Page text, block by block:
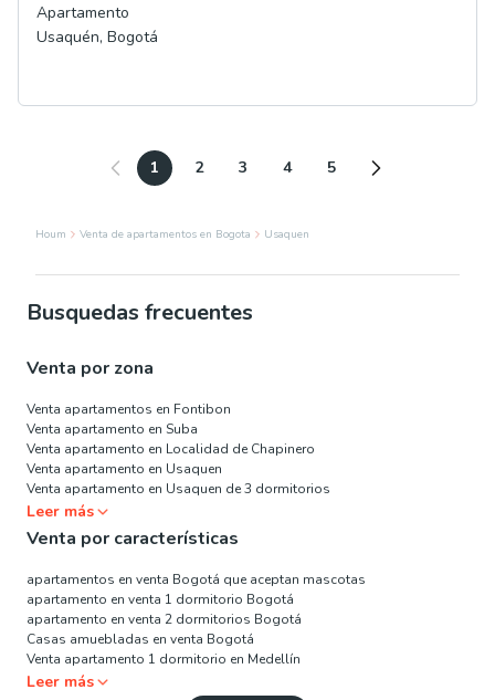
Apartamento
Usaquén, Bogotá
1 2 3 4 5
Houm Venta de apartamentos en Bogota Usaquen
Busquedas frecuentes
Venta por zona
Venta apartamentos en Fontibon
Venta apartamento en Suba
Venta apartamento en Localidad de Chapinero
Venta apartamento en Usaquen
Venta apartamento en Usaquen de 3 dormitorios
Leer más
Venta por características
apartamentos en venta Bogotá que aceptan mascotas
apartamento en venta 1 dormitorio Bogotá
apartamento en venta 2 dormitorios Bogotá
Casas amuebladas en venta Bogotá
Venta apartamento 1 dormitorio en Medellín
Leer más